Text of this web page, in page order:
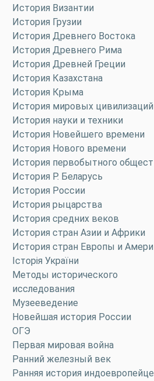
История Византии
История Грузии
История Древнего Востока
История Древнего Рима
История Древней Греции
История Казахстана
История Крыма
История мировых цивилизаций
История науки и техники
История Новейшего времени
История Нового времени
История первобытного
История Р. Беларусь
История России
История рыцарства
История средних веков
История стран Азии и Африки
История стран Европы и
Історія України
Методы исторического
исследования
Музееведение
Новейшая история России
ОГЭ
Первая мировая война
Ранний железный век
Ранняя история